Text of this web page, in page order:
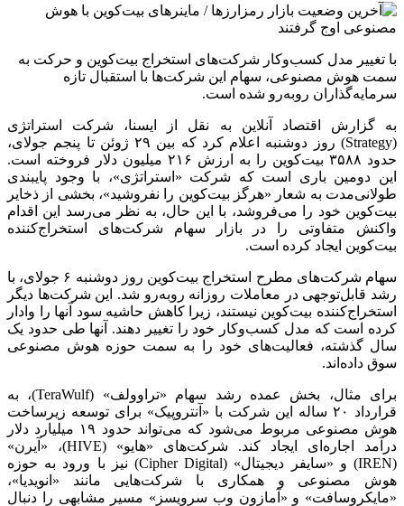
با تغییر مدل کسب‌وکار شرکت‌های استخراج بیت‌کوین و حرکت به
سمت هوش مصنوعی، سهام این شرکت‌ها با استقبال تازه
سرمایه‌گذاران روبه‌رو شده است.
به گزارش اقتصاد آنلاین به نقل از ایسنا، شرکت استراتژی
(Strategy) روز دوشنبه اعلام کرد که بین ۲۹ ژوئن تا پنجم جولای،
حدود ۳۵۸۸ بیت‌کوین را به ارزش ۲۱۶ میلیون دلار فروخته است.
این دومین باری است که شرکت «استراتژی»، با وجود پایبندی
طولانی‌مدت به شعار «هرگز بیت‌کوین را نفروشید»، بخشی از ذخایر
بیت‌کوین خود را می‌فروشد، با این حال، به نظر می‌رسد این اقدام
واکنش متفاوتی را در بازار سهام شرکت‌های استخراج‌کننده
بیت‌کوین ایجاد کرده است.
سهام شرکت‌های مطرح استخراج بیت‌کوین روز دوشنبه ۶ جولای، با
رشد قابل‌توجهی در معاملات روزانه روبه‌رو شد. این شرکت‌ها دیگر
استخراج‌کننده بیت‌کوین نیستند، زیرا کاهش حاشیه سود آنها را وادار
کرده است که مدل کسب‌وکار خود را تغییر دهند. آنها طی حدود یک
سال گذشته، فعالیت‌های خود را به سمت حوزه هوش مصنوعی
سوق داده‌اند.
برای مثال، بخش عمده رشد سهام «تراوولف» (TeraWulf)، به
قرارداد ۲۰ ساله این شرکت با «آنتروپیک» برای توسعه زیرساخت
هوش مصنوعی مربوط می‌شود که می‌تواند حدود ۱۹ میلیارد دلار
درآمد اجاره‌ای ایجاد کند. شرکت‌های «هایو» (HIVE)، «آیرن»
(IREN) و «سایفر دیجیتال» (Cipher Digital) نیز با ورود به حوزه
هوش مصنوعی و همکاری با شرکت‌هایی مانند «انویدیا»،
«مایکروسافت» و «آمازون وب سرویسز» مسیر مشابهی را دنبال